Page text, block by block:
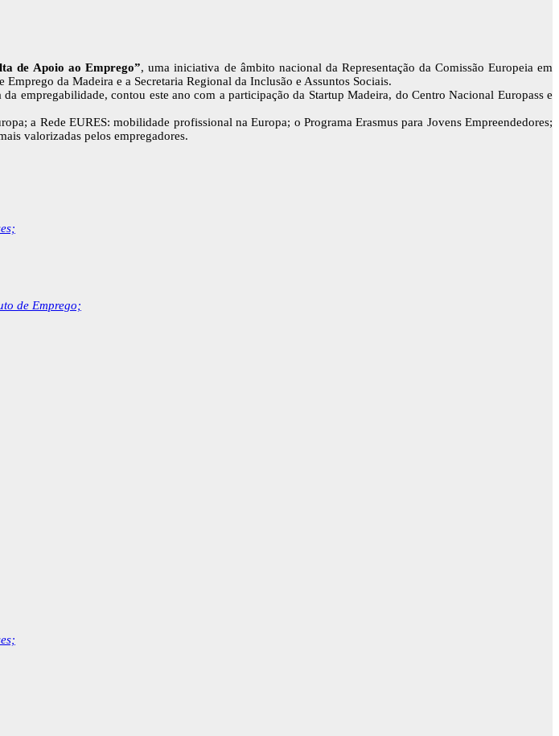
de Apoio ao Emprego”​, uma iniciativa de âmbito nacional da Representação da Comissão Europeia em
da Madeira e ​a Secretaria Regional da Inclusão e Assuntos Sociais.
empregabilidade, contou este ano com ​a participação da Startup Madeira, do Centro Nacional Europass​ e​
a Rede EURES: mobilidade profissional na Europa; o Programa Erasmus para Jovens Empreendedores;
valorizadas pelos empregadores.
de Emprego;